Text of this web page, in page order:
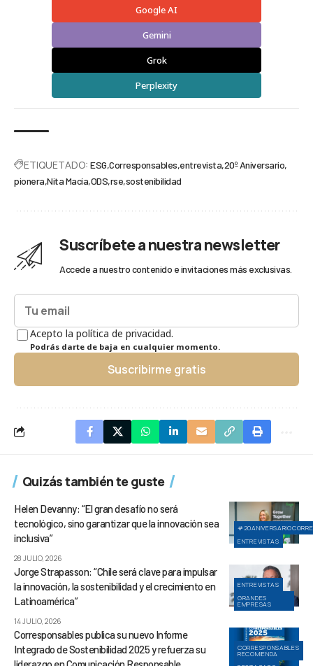
Google AI
Gemini
Grok
Perplexity
ETIQUETADO: ESG Corresponsables entrevista 20º Aniversario
pionera Nita Macía ODS rse sostenibilidad
Suscríbete a nuestra newsletter
Accede a nuestro contenido e invitaciones más exclusivas.
Acepto la política de privacidad.
Podrás darte de baja en cualquier momento.
Suscribirme gratis
Quizás también te guste
ENTREVISTAS
Helen Devanny: “El gran desafío no será
tecnológico, sino garantizar que la innovación sea
inclusiva”
28 JULIO, 2026
ENTREVISTAS
GRANDES
EMPRESAS
Jorge Strapasson: “Chile será clave para impulsar
la innovación, la sostenibilidad y el crecimiento en
Latinoamérica”
14 JULIO, 2026
CORRESPONSABLES
RECOMIENDA
Corresponsables publica su nuevo Informe
Integrado de Sostenibilidad 2025 y refuerza su